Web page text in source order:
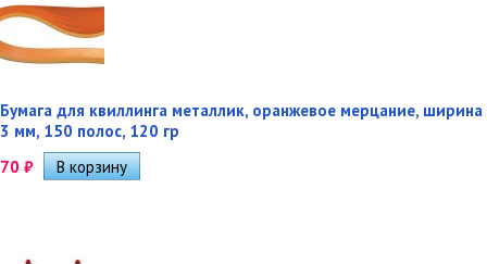
Бумага для квиллинга металлик, оранжевое мерцание, ширина
3 мм, 150 полос, 120 гр
70 ₽